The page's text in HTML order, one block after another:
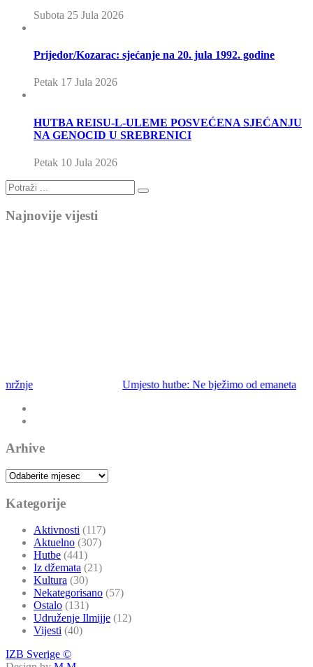
Subota 25 Jula 2026
Prijedor/Kozarac: sjećanje na 20. jula 1992. godine
Petak 17 Jula 2026
HUTBA REISU-L-ULEME POSVEĆENA SJEĆANJU
NA GENOCID U SREBRENICI
Petak 10 Jula 2026
Najnovije vijesti
Umjesto hutbe: Ne bježimo od emaneta
Arhive
Arhive
Kategorije
Aktivnosti (117)
Aktuelno (307)
Hutbe (441)
Iz džemata (21)
Kultura (30)
Nekategorisano (57)
Ostalo (131)
Udruženje Ilmijje (12)
Vijesti (40)
IZB Sverige ©